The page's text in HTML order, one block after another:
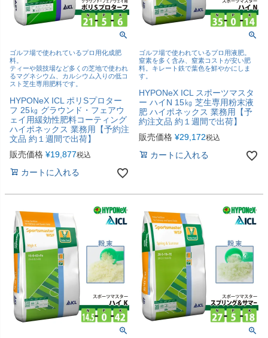
ゴルフ場で使われているプロ用化成肥
料。
ティーや競技場など多くの芝地で使われ
るマグネシウム、カルシウム入りの低コ
スト芝生専用肥料です。
HYPONeX ICL ポリSプロター
フ 25㎏ グラウンド・フェアウ
ェイ用緩効性肥料コーティング
ハイポネックス 業務用【予約注
文品 約１週間で出荷】
販売価格 ¥19,877税込
カートに入れる
ゴルフ場で使われているプロ用液肥。
窒素を多く含み、窒素コストが安い肥
料。キレート鉄で葉色を鮮やかにしま
す。
HYPONeX ICL スポーツマスタ
ー ハイN 15㎏ 芝生専用粉末液
肥 ハイポネックス 業務用【予
約注文品 約１週間で出荷】
販売価格 ¥29,172税込
カートに入れる